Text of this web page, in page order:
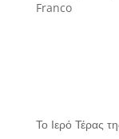
Franco
Το Ιερό Τέρας